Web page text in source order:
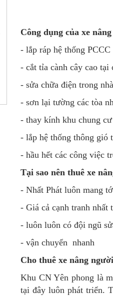
Công dụng của xe
- lắp ráp hệ thống PCCC
- cắt tỉa cành cây cao tại
- sửa chữa điện trong
- sơn lại tường các tòa
- thay kính khu chung cư
- lắp hệ thống thông gió
- hầu hết các công việc
Tại sao nên thuê xe
- Nhất Phát luôn mang
- Giá cả cạnh tranh nhất
- luôn luôn có đội ngũ
- vận chuyển nhanh
Cho thuê xe nâng
Khu CN Yên phong là
tại đây luôn phát triển.